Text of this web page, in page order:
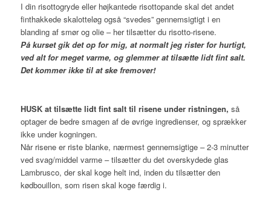
I din risottogryde eller højkantede risottopande skal det andet
finthakkede skalotteløg også “svedes” gennemsigtigt i en
blanding af smør og olie – her tilsætter du risotto-risene.
På kurset gik det op for mig, at normalt jeg rister for hurtigt,
ved alt for meget varme, og glemmer at tilsætte lidt fint salt.
Det kommer ikke til at ske fremover!
HUSK at tilsætte lidt fint salt til risene under ristningen, så
optager de bedre smagen af de øvrige ingredienser, og sprækker
ikke under kogningen.
Når risene er riste blanke, nærmest gennemsigtige – 2-3 minutter
ved svag/middel varme – tilsætter du det overskydede glas
Lambrusco, der skal koge helt ind, inden du tilsætter den
kødbouillon, som risen skal koge færdig i.